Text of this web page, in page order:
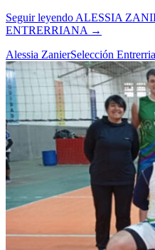
Seguir leyendo ALESSIA
ENTRERRIANA →
Alessia ZanierSelección